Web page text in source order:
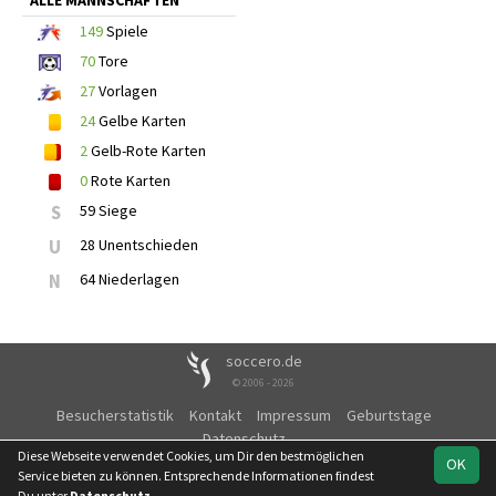
149Spiele
70Tore
27Vorlagen
24Gelbe Karten
2Gelb-Rote Karten
0Rote Karten
S 59 Siege
U 28 Unentschieden
N 64 Niederlagen
soccero.de
© 2006 - 2026
Besucherstatistik Kontakt Impressum
Geburtstage
Datenschutz
OK
Diese Webseite verwendet Cookies, um Dir den bestmöglichen
Service bieten zu können. Entsprechende Informationen findest